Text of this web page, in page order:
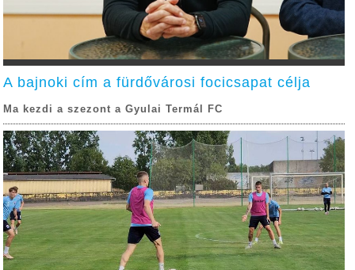
A bajnoki cím a fürdővárosi focicsapat célja
Ma kezdi a szezont a Gyulai Termál FC